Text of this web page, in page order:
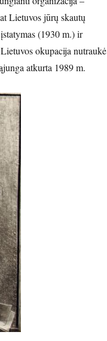
Lietuvos jūrų skautų
(1930 m.) ir
okupacija nutraukė
atkurta 1989 m.